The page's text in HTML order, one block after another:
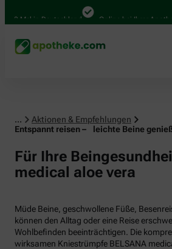
in Deutschland Online bei Ihrer Apotheke
...
Aktionen & Empfehlungen
Entspannt reisen – leichte Beine
Für Ihre
medical aloe vera
Müde Beine, geschwollene Füße,
können den Alltag oder eine Reise
Wohlbefinden beeinträchtigen. Die
wirksamen Kniestrümpfe BELSANA